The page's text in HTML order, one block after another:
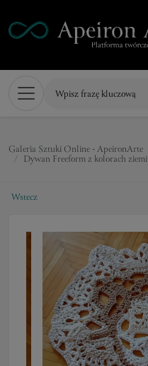
Galeria Sztuki Online - ApeironArte
Dywan Freeform z kolorach ziemi
Wstecz